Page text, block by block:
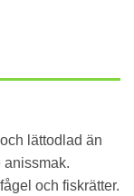
lättodlad än
anissmak.
och fiskrätter.